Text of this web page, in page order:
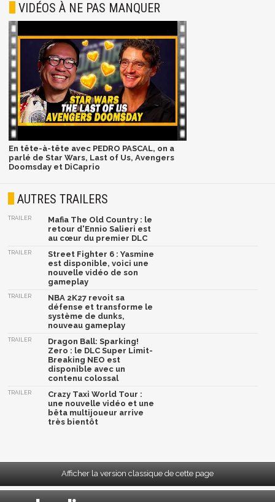
VIDÉOS À NE PAS MANQUER
En tête-à-tête avec PEDRO PASCAL, on a
parlé de Star Wars, Last of Us, Avengers
Doomsday et DiCaprio
AUTRES TRAILERS
TRAILER
Mafia The Old Country : le
retour d'Ennio Salieri est
au cœur du premier DLC
TRAILER
Street Fighter 6 : Yasmine
est disponible, voici une
nouvelle vidéo de son
gameplay
TRAILER
NBA 2K27 revoit sa
défense et transforme le
système de dunks,
nouveau gameplay
TRAILER
Dragon Ball: Sparking!
Zero : le DLC Super Limit-
Breaking NEO est
disponible avec un
contenu colossal
TRAILER
Crazy Taxi World Tour :
une nouvelle vidéo et une
bêta multijoueur arrive
très bientôt
Afficher la version classique de cette page